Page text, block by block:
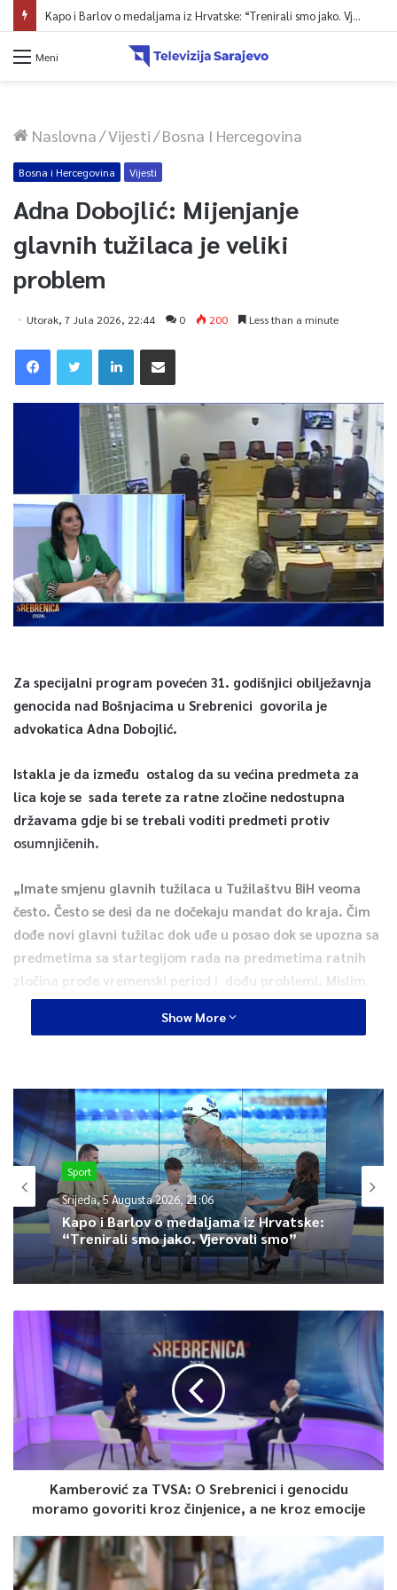
Ministarstvo saobraćaja KS: Završena revizija projekta, uskoro javna nabavka za obnovu mosta u ulici Ive Andrića
Meni
Naslovna/Vijesti/Bosna I Hercegovina
Bosna i Hercegovina Vijesti
Adna Dobojlić: Mijenjanje
glavnih tužilaca je veliki
problem
Utorak, 7 Jula 2026, 22:44 0 200 Less than a minute
Za specijalni program povećen 31. godišnjici obilježavnja
genocida nad Bošnjacima u Srebrenici govorila je
advokatica Adna Dobojlić.
Istakla je da između ostalog da su većina predmeta za
lica koje se sada terete za ratne zločine nedostupna
državama gdje bi se trebali voditi predmeti protiv
osumnjičenih.
„Imate smjenu glavnih tužilaca u Tužilaštvu BiH veoma
često. Često se desi da ne dočekaju mandat do kraja. Čim
dođe novi glavni tužilac dok uđe u posao dok se upozna sa
predmetima sa startegijom rada na predmetima ratnih
zločina prođe vremenski period i dođu problemi. Mislim
da je to sistemski problem“ .
0
Article Rating
Show More
Sport
Srijeda, 5 Augusta 2026, 21:06
Kapo i Barlov o medaljama iz Hrvatske:
“Trenirali smo jako. Vjerovali smo”
Kamberović za TVSA: O Srebrenici i genocidu
moramo govoriti kroz činjenice, a ne kroz emocije